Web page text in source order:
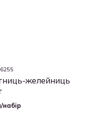
желейниць
набір